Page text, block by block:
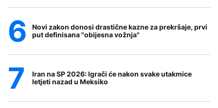
Novi zakon donosi drastične kazne za prekršaje, prvi
put definisana "obijesna vožnja"
Iran na SP 2026: Igrači će nakon svake utakmice
letjeti nazad u Meksiko